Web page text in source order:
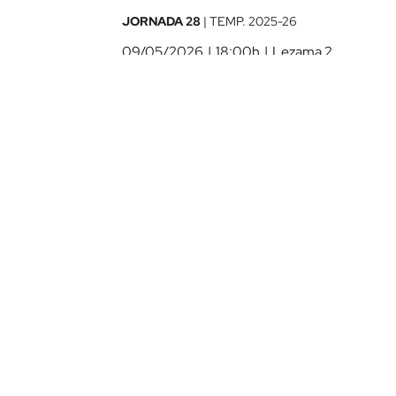
Athletic
Club
JORNADA 28 | TEMP. 2025-26
09/05/2026 18:00h Lezama 2